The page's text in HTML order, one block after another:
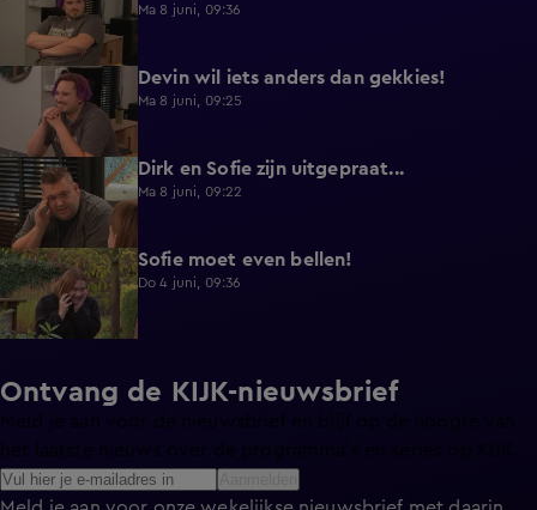
Ma 8 juni, 09:36
0:25 Devin wil iets anders dan gekkies!
Ma 8 juni, 09:25
0:26 Dirk en Sofie zijn uitgepraat...
Ma 8 juni, 09:22
1:13 Sofie moet even bellen!
Do 4 juni, 09:36
Ontvang de KIJK-nieuwsbrief